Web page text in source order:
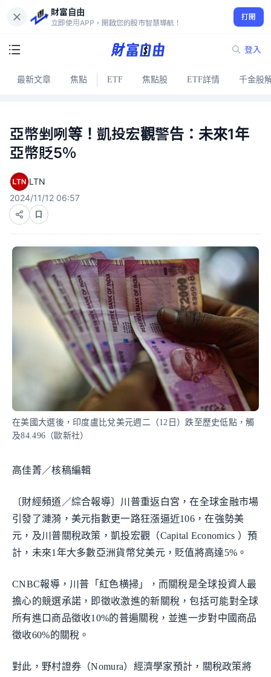
財富自由
立即使用APP，開啟您的股市智慧導航！
打開
登入
最新文章 焦點 ETF 焦點股 ETF詳情 千金股
亞幣剉咧等！凱投宏觀警告：未來1年
亞幣貶5％
LTN
2024/11/12 06:57
在美國大選後，印度盧比兌美元週二（12日）跌至歷史低點，觸
及84.496（歐新社）
高佳菁／核稿編輯
〔財經頻道／綜合報導〕川普重返白宮，在全球金融市場
引發了漣漪，美元指數更一路狂漲逼近106，在強勢美
元，及川普關稅政策，凱投宏觀（Capital Economics ）預
計，未來1年大多數亞洲貨幣兌美元，貶值將高達5%。
CNBC報導，川普「紅色横掃」，而關稅是全球投資人最
擔心的競選承諾，即徵收激進的新關稅，包括可能對全球
所有進口商品徵收10%的普遍關稅，並進一步對中國商品
徵收60%的關稅。
對此，野村證券（Nomura）經濟學家預計，關稅政策將